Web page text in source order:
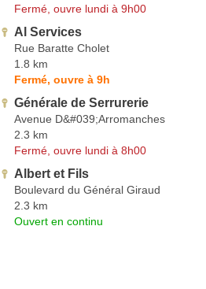
Fermé, ouvre lundi à 9h00
Al Services
Rue Baratte Cholet
1.8 km
Fermé, ouvre à 9h
Générale de Serrurerie
Avenue D&#039;Arromanches
2.3 km
Fermé, ouvre lundi à 8h00
Albert et Fils
Boulevard du Général Giraud
2.3 km
Ouvert en continu